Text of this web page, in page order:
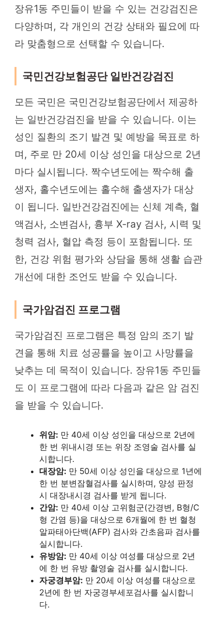
장유1동 주민들이 받을 수 있는 건강검진은
다양하며, 각 개인의 건강 상태와 필요에 따
라 맞춤형으로 선택할 수 있습니다.
국민건강보험공단 일반건강검진
모든 국민은 국민건강보험공단에서 제공하
는 일반건강검진을 받을 수 있습니다. 이는
성인 질환의 조기 발견 및 예방을 목표로 하
며, 주로 만 20세 이상 성인을 대상으로 2년
마다 실시됩니다. 짝수년도에는 짝수해 출
생자, 홀수년도에는 홀수해 출생자가 대상
이 됩니다. 일반건강검진에는 신체 계측, 혈
액검사, 소변검사, 흉부 X-ray 검사, 시력 및
청력 검사, 혈압 측정 등이 포함됩니다. 또
한, 건강 위험 평가와 상담을 통해 생활 습관
개선에 대한 조언도 받을 수 있습니다.
국가암검진 프로그램
국가암검진 프로그램은 특정 암의 조기 발
견을 통해 치료 성공률을 높이고 사망률을
낮추는 데 목적이 있습니다. 장유1동 주민들
도 이 프로그램에 따라 다음과 같은 암 검진
을 받을 수 있습니다.
위암: 만 40세 이상 성인을 대상으로 2년에
한 번 위내시경 또는 위장 조영술 검사를 실
시합니다.
대장암: 만 50세 이상 성인을 대상으로 1년에
한 번 분변잠혈검사를 실시하며, 양성 판정
시 대장내시경 검사를 받게 됩니다.
간암: 만 40세 이상 고위험군(간경변, B형/C
형 간염 등)을 대상으로 6개월에 한 번 혈청
알파태아단백(AFP) 검사와 간초음파 검사를
실시합니다.
유방암: 만 40세 이상 여성를 대상으로 2년
에 한 번 유방 촬영술 검사를 실시합니다.
자궁경부암: 만 20세 이상 여성를 대상으로
2년에 한 번 자궁경부세포검사를 실시합니
다.